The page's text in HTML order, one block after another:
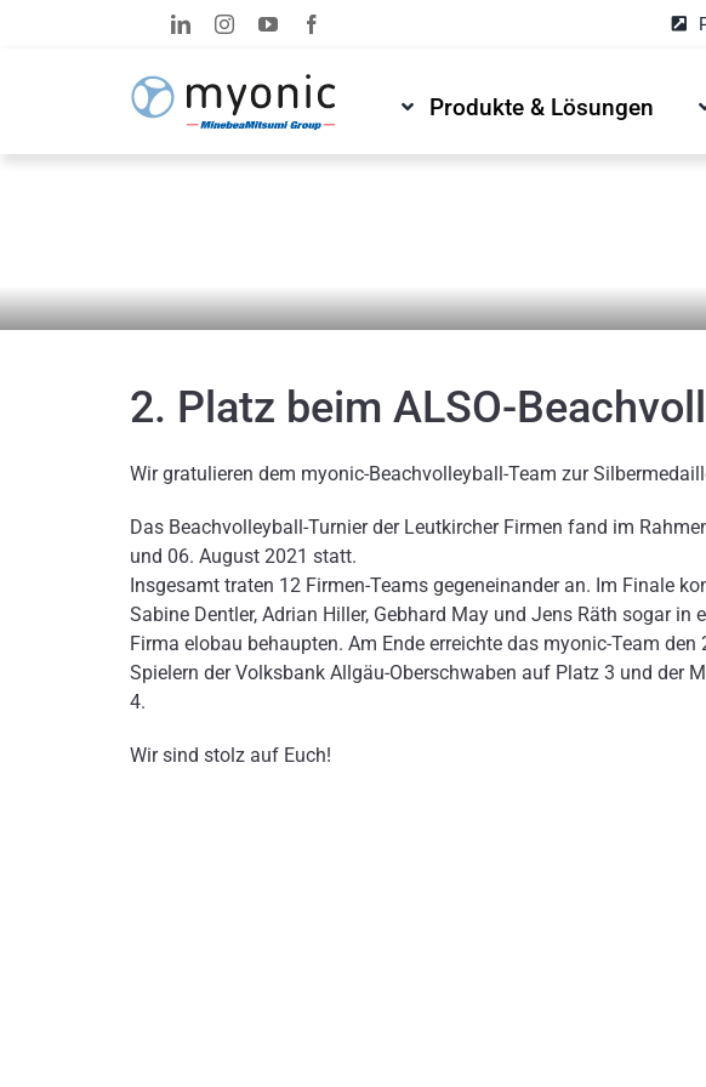
Produkte & Lösungen
2. Platz beim ALSO-
Wir gratulieren dem myonic-Beachvolleyball-Team zur
Das Beachvolleyball-Turnier der Leutkircher Firmen fand im
und 06. August 2021 statt.
Insgesamt traten 12 Firmen-Teams gegeneinander an. Im Finale
Sabine Dentler, Adrian Hiller, Gebhard May und Jens Räth sogar in
Firma elobau behaupten. Am Ende erreichte das myonic-Team
Spielern der Volksbank Allgäu-Oberschwaben auf Platz 3 und der
4.
Wir sind stolz auf Euch!